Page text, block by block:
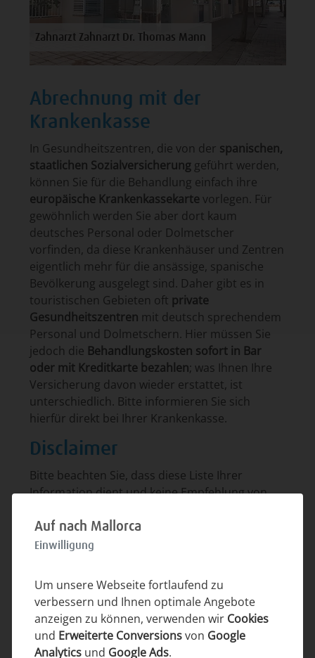
Zahnarzt Zahnarzt Dr. Thomas Mann
Abrechnung mit der
Krankenkasse
In Gesundheitszentren, die von der spanischen,
staatlichen Sozialversicherunggeführt werden,
können Sie für die Behandlung einfach ihre
europäische Krankenkassekartevorlegen. Für
gewöhnlich werden Sie aber dort kaum
deutsches Personal oder Dolmetscher
vorfinden, da diese Krankenhäuser und Zentren
eigentlich mehr für die ansässige, spanische
Bevölkerung ausgelegt sind. Daher gibt es in
touristischen Gebieten oft private
Gesundheitszentren mit deutsch sprechendem
Personal und Dolmetschern. Hier müssen Sie
jedoch die Behandlungskosten sofort in Bar
oder mit Kreditkarte bezahlen; was Ihnen Ihre
Versicherung davon wieder erstattet, ist
unterschiedlich. Bitte informieren Sie sich
hierfür direkt bei Ihrer Krankenkasse.
Disclaimer
Bitte beachten Sie, dass diese Liste Ihrer
Information dient und keine Empfehlung von
Allgemein
Leben auf Mallorca
Ärzteliste
Auf nach Mallorca
Einwilligung
Um unsere Webseite fortlaufend zu
verbessern und Ihnen optimale Angebote
anzeigen zu können, verwenden wir Cookies
und Erweiterte Conversionsvon Google
Analytics und Google Ads.